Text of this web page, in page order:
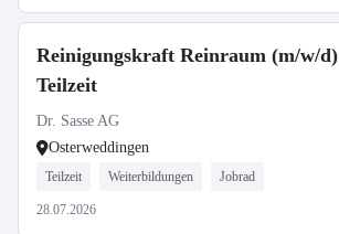
Reinigungskraft Reinraum (m/w/d)
Teilzeit
Dr. Sasse AG
Osterweddingen
Teilzeit Weiterbildungen Jobrad
28.07.2026